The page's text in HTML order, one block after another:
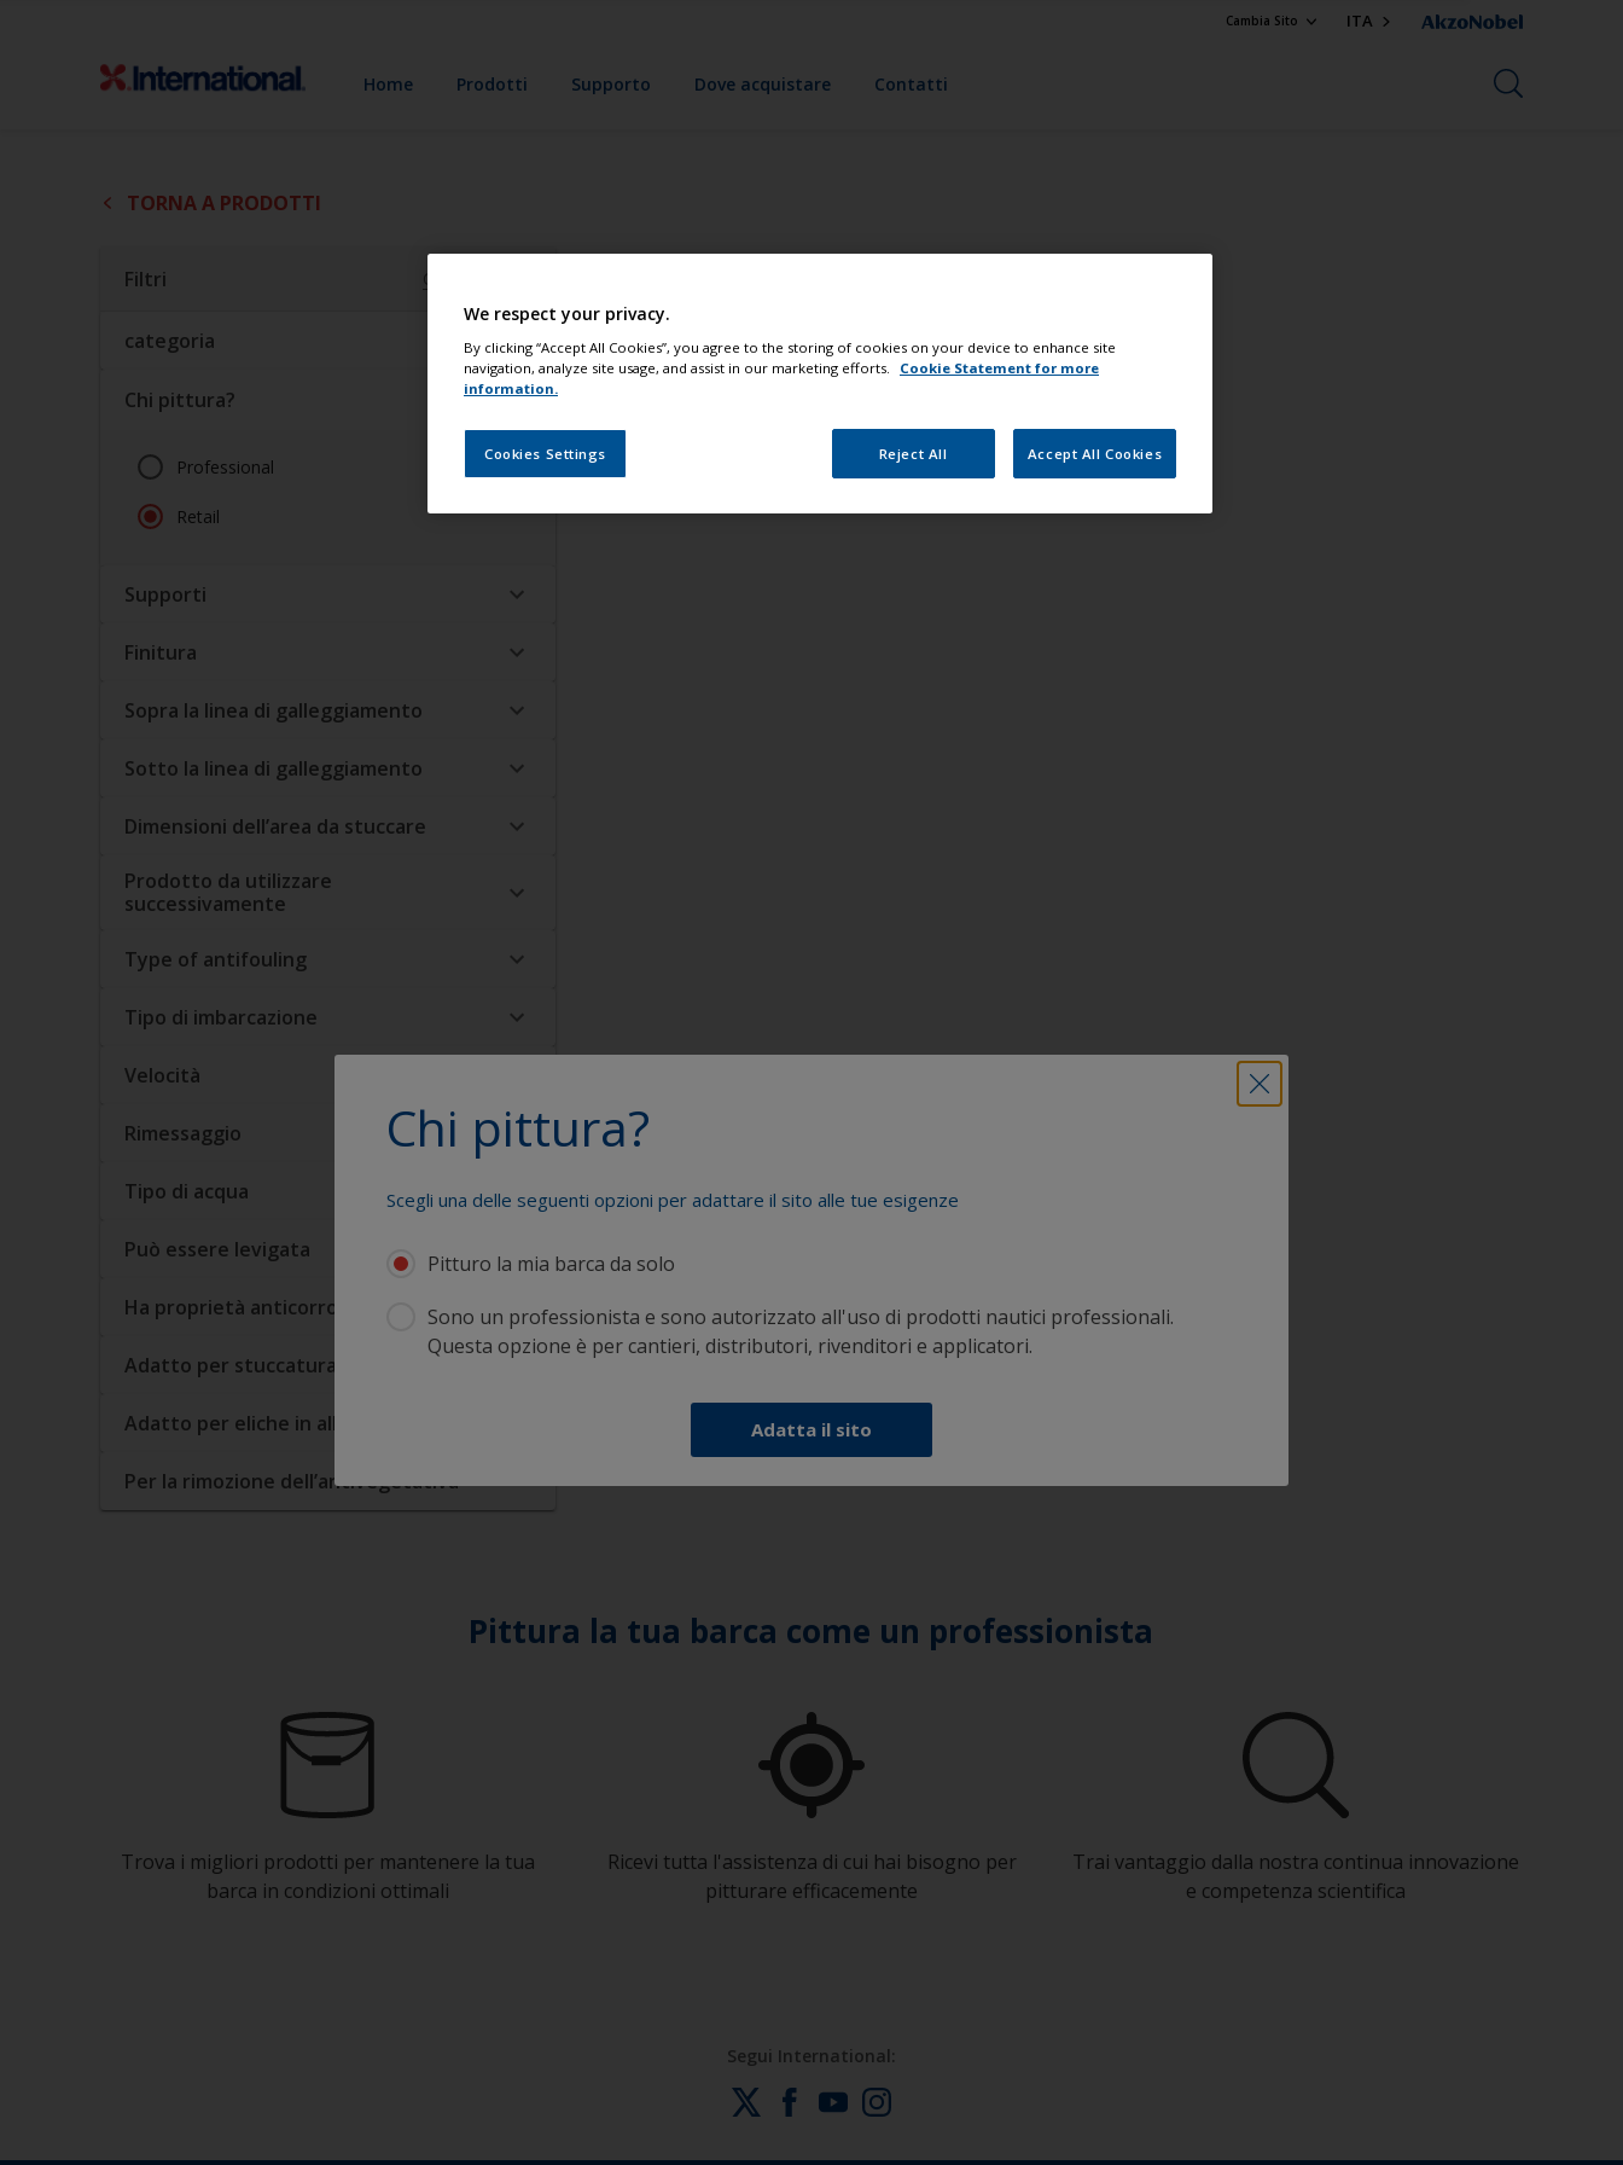
Cambia Sito ITA
Home Prodotti Supporto Dove acquistare Contatti
TORNA A PRODOTTI
Filtri Cancella tutto
categoria
Chi pittura? 1
Professional
Retail
Supporti
Finitura
Sopra la linea di galleggiamento
Sotto la linea di galleggiamento
Dimensioni dell’area da stuccare
Prodotto da utilizzare
successivamente
Type of antifouling
Tipo di imbarcazione
Velocità
Rimessaggio
Tipo di acqua
Può essere levigata
Ha proprietà anticorrosive
Adatto per stuccatura
Adatto per eliche in alluminio
Per la rimozione dell’antivegetativa
Chi pittura?
Scegli una delle seguenti opzioni per adattare il sito alle tue esigenze
Pitturo la mia barca da solo
Sono un professionista e sono autorizzato all'uso di prodotti nautici professionali.
Questa opzione è per cantieri, distributori, rivenditori e applicatori.
Adatta il sito
Pittura la tua barca come un professionista
Trova i migliori prodotti per mantenere la tua
barca in condizioni ottimali
Ricevi tutta l'assistenza di cui hai bisogno per
pitturare efficacemente
Trai vantaggio dalla nostra continua innovazione
e competenza scientifica
Segui International:
We respect your privacy.
By clicking “Accept All Cookies”, you agree to the storing of cookies on your device to enhance site
navigation, analyze site usage, and assist in our marketing efforts.
Cookie Statement for more
information.
Cookies Settings Reject All Accept All Cookies